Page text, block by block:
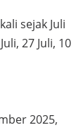
sejak Juli
27 Juli, 10
2025,